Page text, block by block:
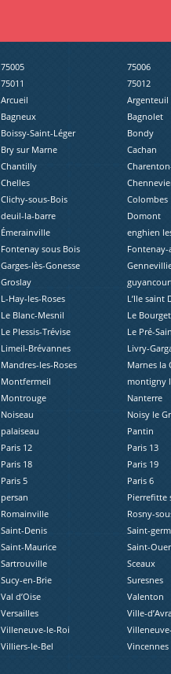
75005
75006
75011
75012
Arcueil
Argenteuil
Bagneux
Bagnolet
Boissy-Saint-Léger
Bondy
Bry sur Marne
Cachan
Chantilly
Chelles
Clichy-sous-Bois
Colombes
deuil-la-barre
Domont
Émerainville
enghien
Fontenay sous Bois
Fontenay-
Garges-lès-Gonesse
Groslay
L-Hay-les-Roses
L’Ile saint
Le Blanc-Mesnil
Le Bourget
Le Plessis-Trévise
Le Pré-
Limeil-Brévannes
Livry-
Mandres-les-Roses
Marnes la
Montfermeil
montigny
Montrouge
Nanterre
Noiseau
Noisy le
palaiseau
Pantin
Paris 12
Paris 13
Paris 18
Paris 19
Paris 5
Paris 6
persan
Pierrefitte
Romainville
Rosny-
Saint-Denis
Saint-
Saint-Maurice
Saint-
Sartrouville
Sceaux
Sucy-en-Brie
Suresnes
Val d’Oise
Valenton
Versailles
Ville-
Villeneuve-le-Roi
Villiers-le-Bel
Vincennes